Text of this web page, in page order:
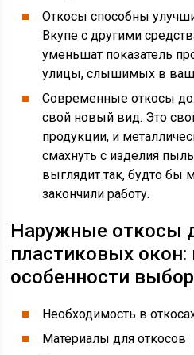
Откосы способны
Вкупе с другими
уменьшат показатель
улицы, слышимых в
Современные откосы
свой новый вид. Это
продукции, и
смахнуть с изделия
выглядит так, будто бы
закончили работу.
Наружные откосы
пластиковых
особенности
Необходимость в
Материалы для откосов